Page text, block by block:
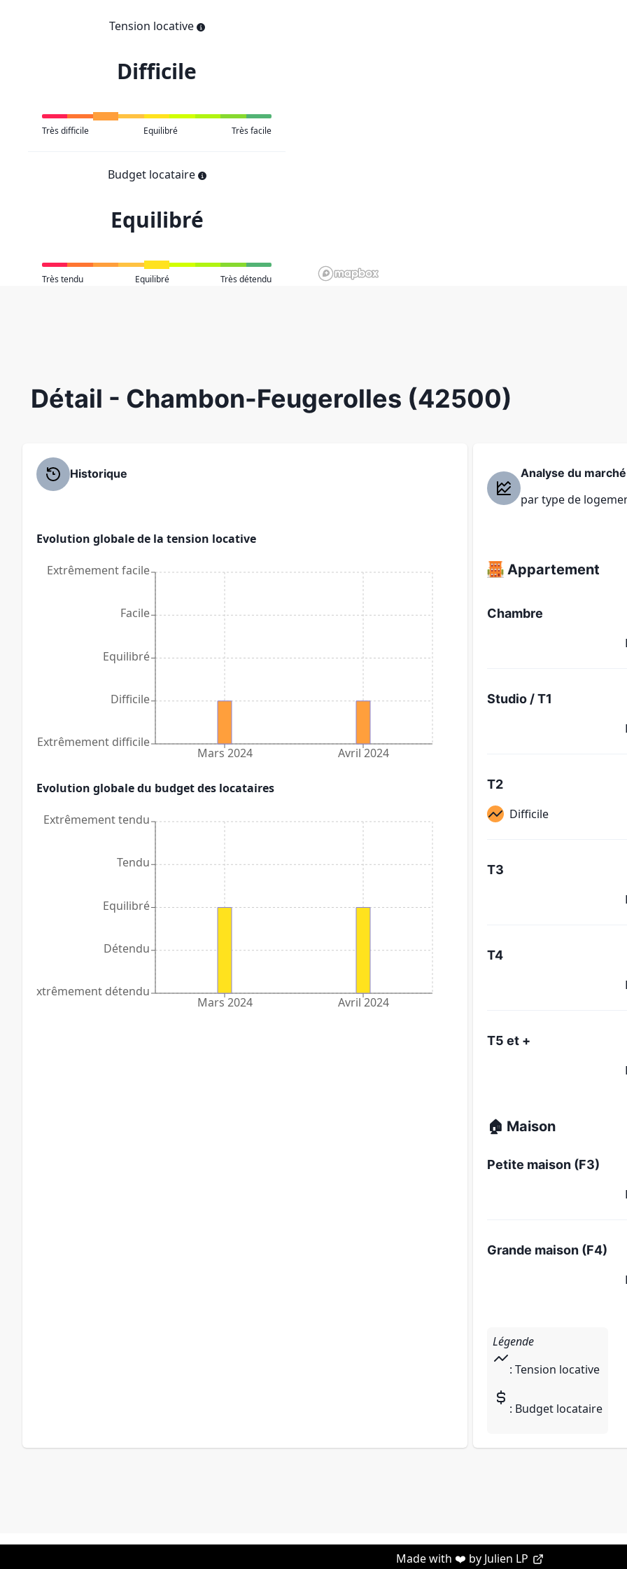
Tension locative
Difficile
Très difficile Equilibré Très facile
Budget locataire
Equilibré
Très tendu Equilibré Très détendu
Détail - Chambon-Feugerolles (42500)
Historique
Evolution globale de la tension locative
Mars 2024 Avril 2024
Extrêmement difficile
Difficile
Equilibré
Facile
Extrêmement facile
Evolution globale du budget des locataires
Mars 2024 Avril 2024
Extrêmement détendu
Détendu
Equilibré
Tendu
Extrêmement tendu
Analyse du marché
par type de
Appartement
Chambre
Studio / T1
T2
Difficile
T3
T4
T5 et +
🏠 Maison
Petite maison (F3)
Grande maison (F4)
Légende
: Tension locative
: Budget locataire
Made with ❤️ by Julien LP